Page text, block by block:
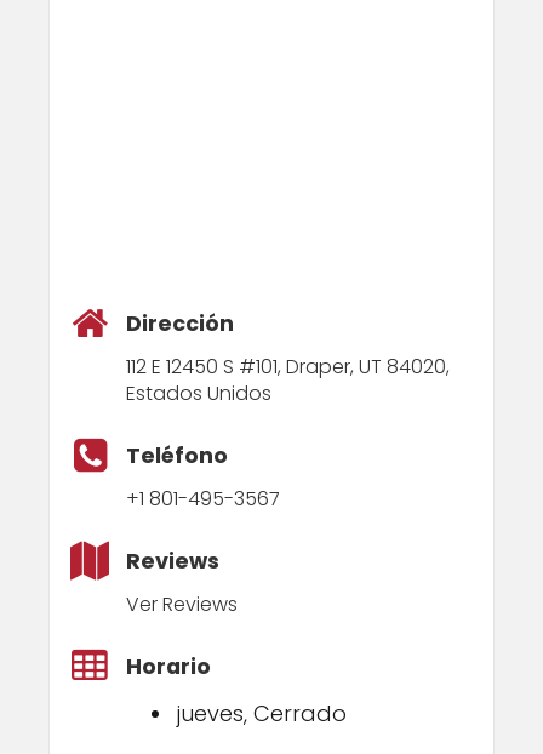
Dirección
112 E 12450 S #101, Draper, UT 84020,
Estados Unidos
Teléfono
+1 801-495-3567
Reviews
Ver Reviews
Horario
jueves, Cerrado